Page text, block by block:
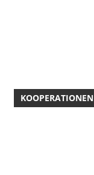
KOOPERATIONEN